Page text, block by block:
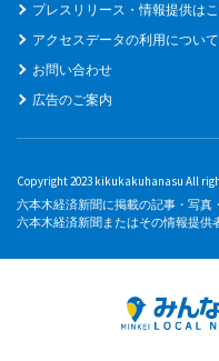
プレスリリース・情報提供は
アクセスデータの利用について
お問い合わせ
広告のご案内
Copyright 2023 kikukakuhanasu All
六本木経済新聞に掲載の記事・写真
六本木経済新聞またはその情報提供